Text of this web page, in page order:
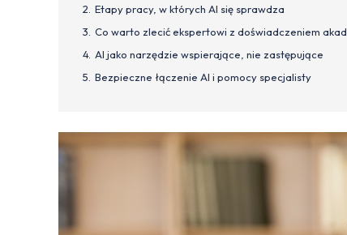
Etapy pracy, w których AI się sprawdza
Co warto zlecić ekspertowi z doświadczeniem
AI jako narzędzie wspierające, nie zastępujące
Bezpieczne łączenie AI i pomocy specjalisty